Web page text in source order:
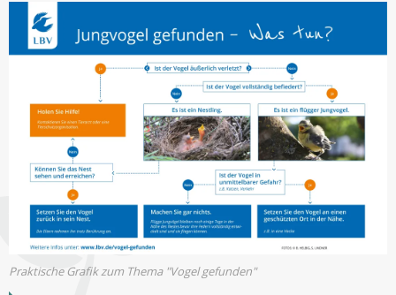
Praktische Grafik zum Thema "Vogel gefunden"